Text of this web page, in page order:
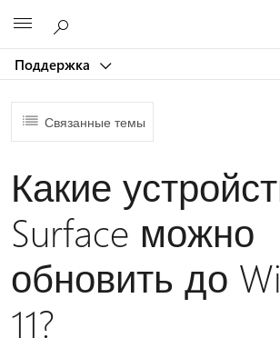
Поддержка
Связанные темы
Какие
Surface можно
обновить до
11?